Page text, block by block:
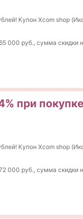
Купон Xcom shop
000 руб., сумма скидки
при
Купон Xcom shop
000 руб., сумма скидки